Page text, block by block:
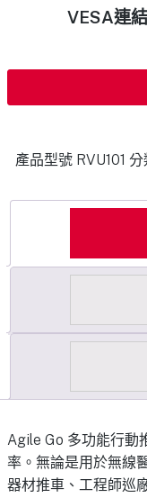
VESA連
產品型號 RVU101 分
Agile Go 多功能行動
率。無論是用於無線
器材推車、工程師巡